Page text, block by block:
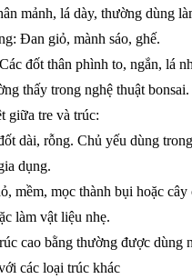
mảnh, lá dày, thường dùng
Đan giỏ, mành sáo, ghế.
Các đốt thân phình to, ngắn, lá
thấy trong nghệ thuật bonsai.
giữa tre và trúc:
dài, rỗng. Chủ yếu dùng
dụng.
mềm, mọc thành bụi hoặc
làm vật liệu nhẹ.
cao bằng thường được dùng
các loại trúc khác